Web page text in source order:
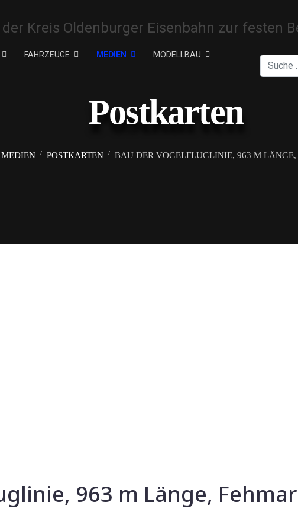
FAHRZEUGE MEDIEN MODELLBAU
Suchen
Postkarten
MEDIEN POSTKARTEN BAU DER VOGELFLUGLINIE, 963 M
963 m Länge,